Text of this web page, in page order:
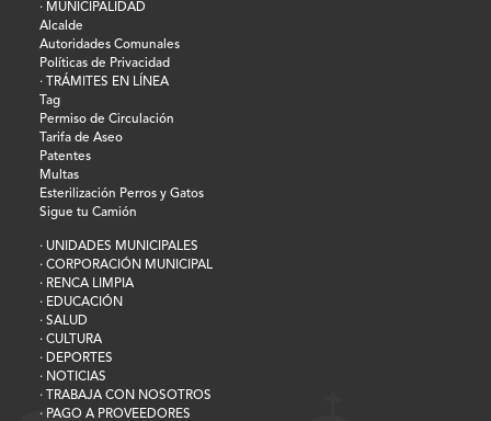
· MUNICIPALIDAD
Alcalde
Autoridades Comunales
Políticas de Privacidad
· TRÁMITES EN LÍNEA
Tag
Permiso de Circulación
Tarifa de Aseo
Patentes
Multas
Esterilización Perros y Gatos
Sigue tu Camión
· UNIDADES MUNICIPALES
· CORPORACIÓN MUNICIPAL
· RENCA LIMPIA
· EDUCACIÓN
· SALUD
· CULTURA
· DEPORTES
· NOTICIAS
· TRABAJA CON NOSOTROS
· PAGO A PROVEEDORES